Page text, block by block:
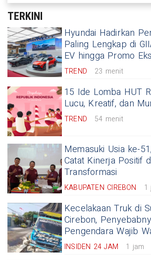
TERKINI
Hyundai Hadirkan
Paling Lengkap di
EV hingga Promo
TREND 23 menit
15 Ide Lomba HUT
Lucu, Kreatif, dan
TREND 54 menit
Memasuki Usia ke-
Catat Kinerja Positif
Transformasi
KABUPATEN CIREBON 1
Kecelakaan Truk di
Cirebon,
Pengendara Wajib
INSIDEN 24 JAM 1 jam